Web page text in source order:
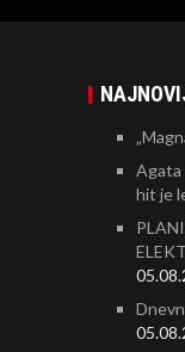
Agata
hit je